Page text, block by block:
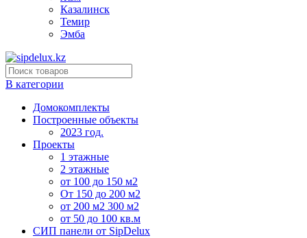
Казалинск
Темир
Эмба
В категории
Домокомплекты
Построенные объекты
2023 год.
Проекты
1 этажные
2 этажные
от 100 до 150 м2
От 150 до 200 м2
от 200 м2 300 м2
от 50 до 100 кв.м
СИП панели от SipDelux